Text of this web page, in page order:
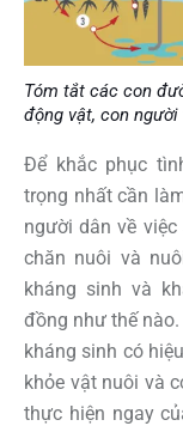
Tóm tắt các con
động vật, con người
Để khắc phục
trọng nhất cần
người dân về
chăn nuôi và
kháng sinh và
đồng như thế
kháng sinh có
khỏe vật nuôi và
thực hiện ngay